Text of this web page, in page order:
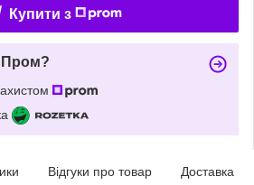
Купити з
Пром?
Відгуки про товар Доставка